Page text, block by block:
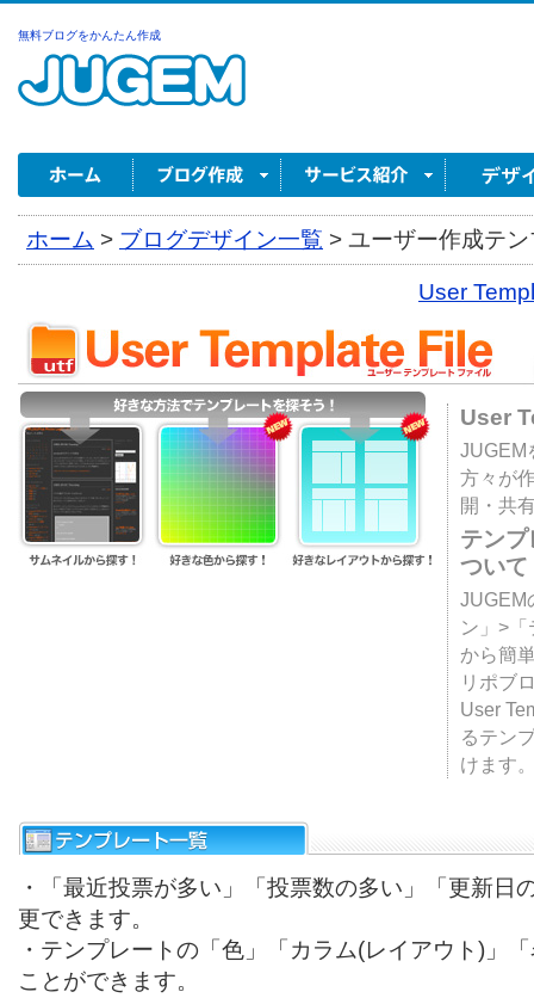
無料ブログをかんたん作成
ホーム > ブログデザイン一覧 > ユーザー作成テ
User
User
JUGEM
方々が
開・共
テン
ついて
JUGEM
ン」>
から簡
リポブ
User
るテン
けます
・「最近投票が多い」「投票数の多い」「更新日
更できます。
・テンプレートの「色」「カラム(レイアウト)」
ことができます。